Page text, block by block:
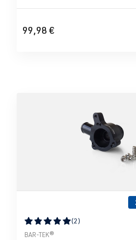
99,98 €
Durchschnittliche Bewertung von
(2)
BAR-TEK®